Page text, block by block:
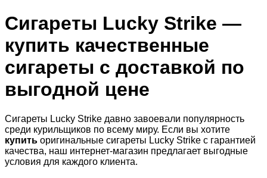
Сигареты Lucky Strike —
купить качественные
сигареты с доставкой по
выгодной цене
Сигареты Lucky Strike давно завоевали популярность
среди курильщиков по всему миру. Если вы хотите
купить оригинальные сигареты Lucky Strike с гарантией
качества, наш интернет-магазин предлагает выгодные
условия для каждого клиента.